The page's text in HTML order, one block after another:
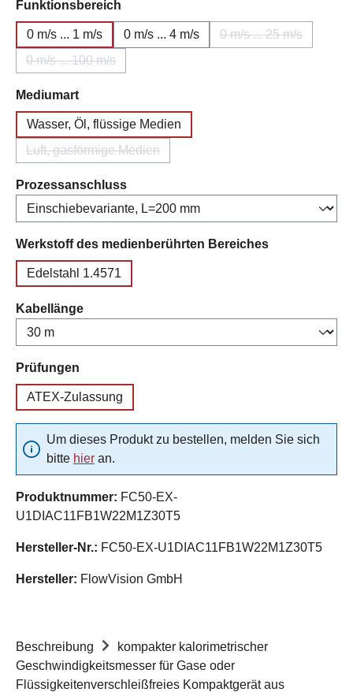
Funktionsbereich
0 m/s ... 1 m/s 0 m/s ... 4 m/s 0 m/s ... 25 m/s
0 m/s ... 100 m/s
(Diese Option ist zurzeit nicht verfügbar.)
Mediumartauswählen
Wasser, Öl, flüssige Medien
Luft, gasförmige Medien
(Diese Option ist zurzeit nicht verfügbar.)
Prozessanschlussauswählen
Werkstoff des medienberührten Bereichesauswählen
Edelstahl 1.4571
Kabellängeauswählen
Prüfungen
ATEX-Zulassung
Um dieses Produkt zu bestellen, melden Sie sich
bitte hier an.
Produktnummer: FC50-EX-
U1DIAC11FB1W22M1Z30T5
Hersteller-Nr.: FC50-EX-U1DIAC11FB1W22M1Z30T5
Hersteller: FlowVision GmbH
Beschreibung
kompakter kalorimetrischer
Geschwindigkeitsmesser für Gase oder
Flüssigkeitenverschleißfreies Kompaktgerät aus